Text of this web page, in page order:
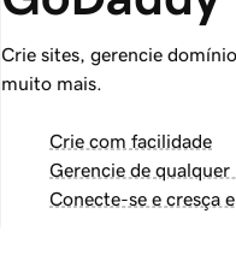
Crie sites, gerencie
muito mais.
Crie com facilidade
Gerencie de qualquer
Conecte-se e cresça